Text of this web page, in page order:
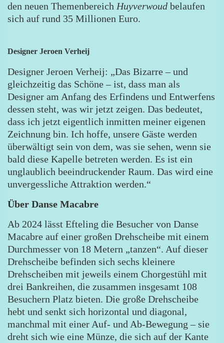
den neuen Themenbereich Huyverwoud belaufen
sich auf rund 35 Millionen Euro.
Designer Jeroen Verheij
Designer Jeroen Verheij: „Das Bizarre – und
gleichzeitig das Schöne – ist, dass man als
Designer am Anfang des Erfindens und Entwerfens
dessen steht, was wir jetzt zeigen. Das bedeutet,
dass ich jetzt eigentlich inmitten meiner eigenen
Zeichnung bin. Ich hoffe, unsere Gäste werden
überwältigt sein von dem, was sie sehen, wenn sie
bald diese Kapelle betreten werden. Es ist ein
unglaublich beeindruckender Raum. Das wird eine
unvergessliche Attraktion werden.“
Über Danse Macabre
Ab 2024 lässt Efteling die Besucher von Danse
Macabre auf einer großen Drehscheibe mit einem
Durchmesser von 18 Metern „tanzen“. Auf dieser
Drehscheibe befinden sich sechs kleinere
Drehscheiben mit jeweils einem Chorgestühl mit
drei Bankreihen, die zusammen insgesamt 108
Besuchern Platz bieten. Die große Drehscheibe
hebt und senkt sich horizontal und diagonal,
manchmal mit einer Auf- und Ab-Bewegung – sie
dreht sich wie eine Münze, die sich auf der Kante